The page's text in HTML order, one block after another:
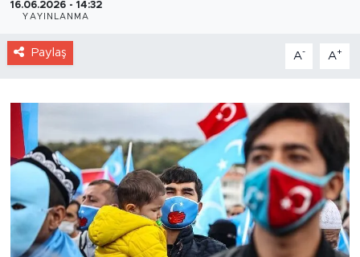
16.06.2026 - 14:32
YAYINLANMA
Paylaş A- A+